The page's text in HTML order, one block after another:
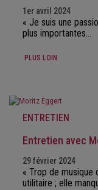
1er avril 2024
« Je suis une
plus importantes…
PLUS LOIN
ENTRETIEN
Entretien avec
29 février 2024
« Trop de
utilitaire ; elle